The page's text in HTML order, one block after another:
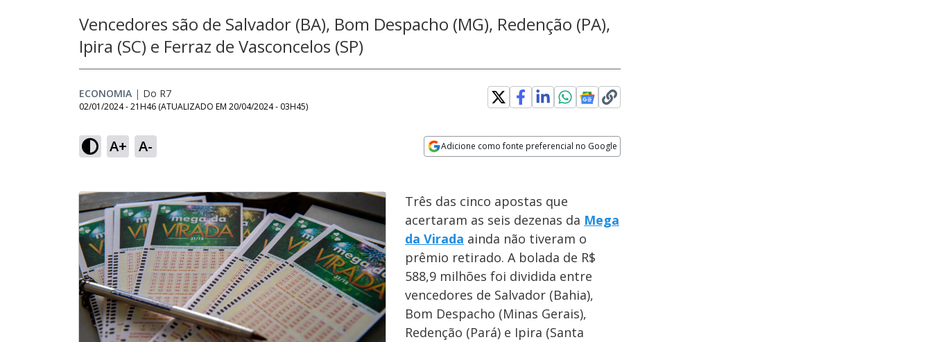
Vencedores são de Salvador (BA), Bom Despacho (MG), Redenção (PA),
Ipira (SC) e Ferraz de Vasconcelos (SP)
ECONOMIA | Do R7
02/01/2024 - 21H46 (ATUALIZADO EM 20/04/2024 - 03H45)
A+ A- Adicione como fonte preferencial no Google
Três das cinco apostas que
acertaram as seis dezenas da Mega
da Virada ainda não tiveram o
prêmio retirado. A bolada de R$
588,9 milhões foi dividida entre
vencedores de Salvador (Bahia),
Bom Despacho (Minas Gerais),
Redenção (Pará) e Ipira (Santa